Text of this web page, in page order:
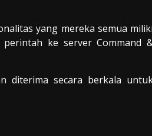
yang mereka semua miliki
ke server Command
diterima secara berkala